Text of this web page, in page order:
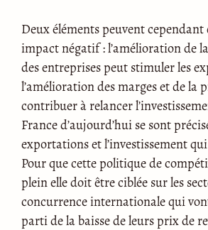
Deux éléments peuvent
impact négatif : l’amélioration de
des entreprises peut stimuler les
l’amélioration des marges et de
contribuer à relancer
France d’aujourd’hui se sont
exportations et l’investissement
Pour que cette politique de
plein elle doit être ciblée sur les
concurrence internationale qui
parti de la baisse de leurs prix de